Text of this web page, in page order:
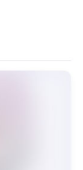
klrvc.com.